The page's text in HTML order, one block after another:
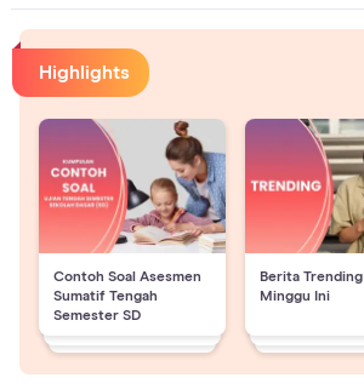
Highlights
Contoh Soal Asesmen
Sumatif Tengah
Semester SD
Berita Trending
Minggu Ini